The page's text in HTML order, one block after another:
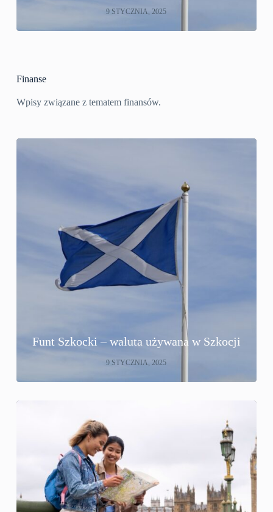
9 STYCZNIA, 2025
Finanse
Wpisy związane z tematem finansów.
Funt Szkocki – waluta używana w Szkocji
9 STYCZNIA, 2025